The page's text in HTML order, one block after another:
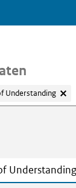
Understanding